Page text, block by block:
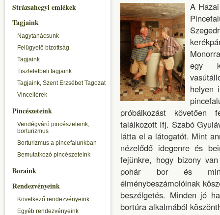
Strázsahegyi emlékek
Tagjaink
Nagytanácsunk
Felügyelő bizottság
Tagjaink
Tiszteletbeli tagjaink
Tagjaink, Szent Erzsébet Tagozat
Vincellérek
Pincészeteink
Vendégváró pincészeteink,
borturizmus
Borturizmus a pincefalunkban
Bemutatkozó pincészeteink
Boraink
Rendezvényeink
Következő rendezvényeink
Egyéb rendezvényeink
A
egy
helyen
próbálkozást követően
találkozott Ifj. Szabó
látta el a látogatót. Mint
nézelődő idegenre és
fejünkre, hogy bizony
pohár bor és
élménybeszámolóinak
beszélgetés. Minden jó
bortúra alkalmából